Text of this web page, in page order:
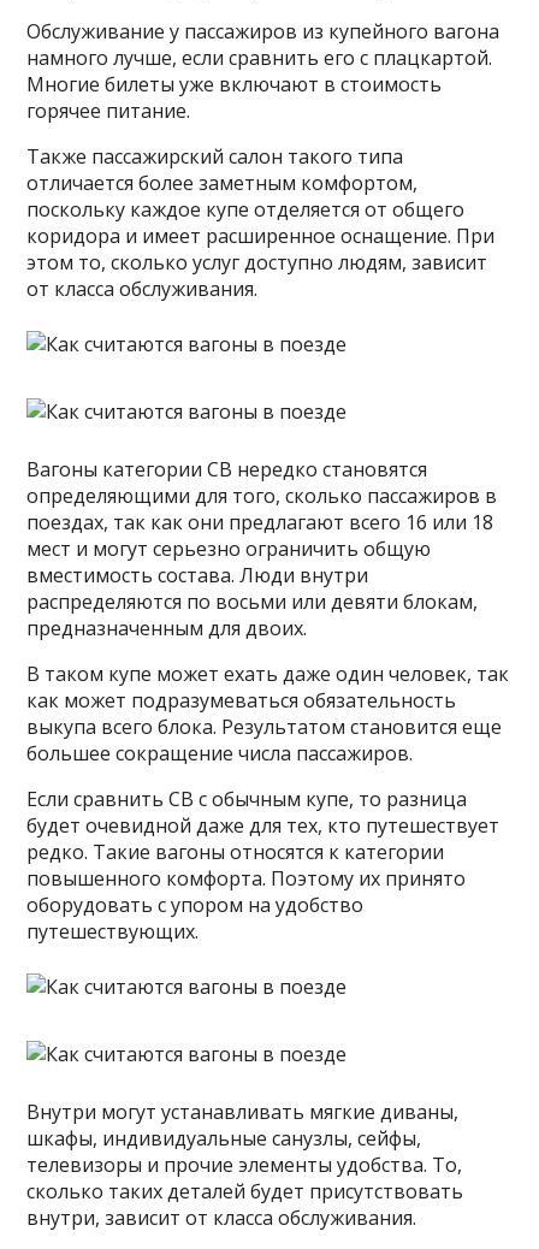
Обслуживание у пассажиров из купейного вагона
намного лучше, если сравнить его с плацкартой.
Многие билеты уже включают в стоимость
горячее питание.
Также пассажирский салон такого типа
отличается более заметным комфортом,
поскольку каждое купе отделяется от общего
коридора и имеет расширенное оснащение. При
этом то, сколько услуг доступно людям, зависит
от класса обслуживания.
Вагоны категории СВ нередко становятся
определяющими для того, сколько пассажиров в
поездах, так как они предлагают всего 16 или 18
мест и могут серьезно ограничить общую
вместимость состава. Люди внутри
распределяются по восьми или девяти блокам,
предназначенным для двоих.
В таком купе может ехать даже один человек, так
как может подразумеваться обязательность
выкупа всего блока. Результатом становится еще
большее сокращение числа пассажиров.
Если сравнить СВ с обычным купе, то разница
будет очевидной даже для тех, кто путешествует
редко. Такие вагоны относятся к категории
повышенного комфорта. Поэтому их принято
оборудовать с упором на удобство
путешествующих.
Внутри могут устанавливать мягкие диваны,
шкафы, индивидуальные санузлы, сейфы,
телевизоры и прочие элементы удобства. То,
сколько таких деталей будет присутствовать
внутри, зависит от класса обслуживания.